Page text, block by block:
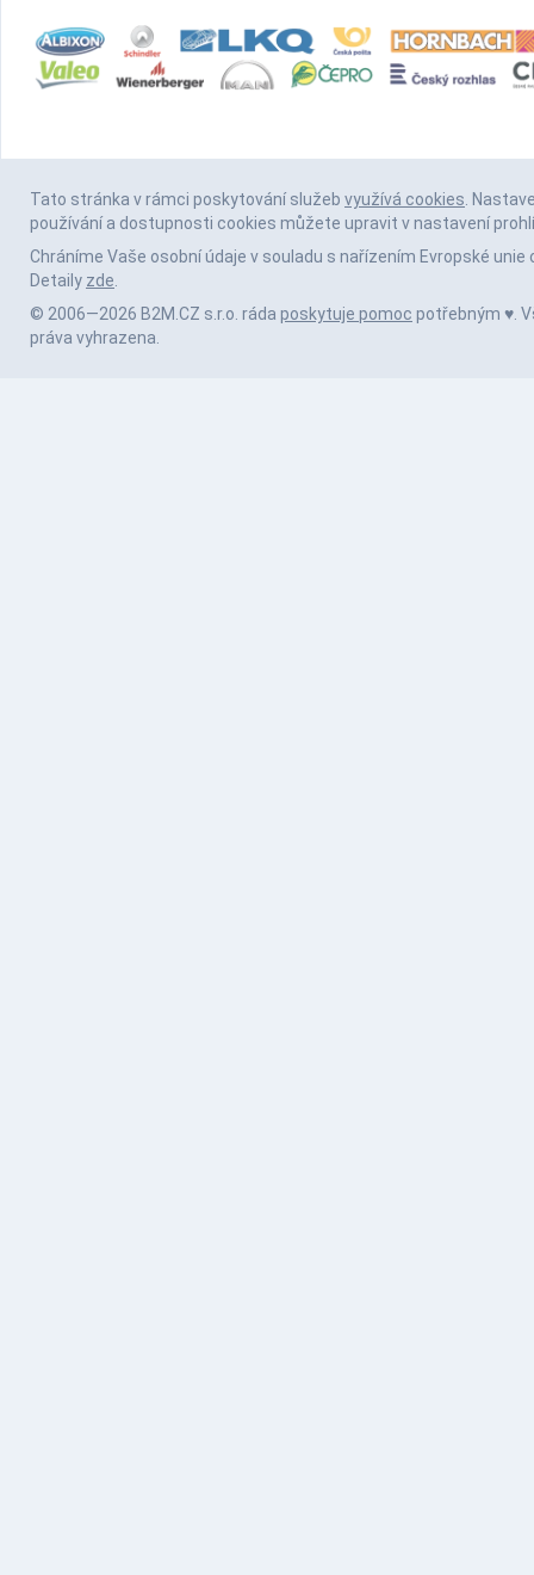
Tato stránka v rámci poskytování služeb využívá cookies.
používání a dostupnosti cookies můžete upravit v nastavení
Chráníme Vaše osobní údaje v souladu s nařízením Evropské unie
Detaily zde.
© 2006—2026 B2M.CZ s.r.o. ráda poskytuje pomoc potřebným ♥️.
práva vyhrazena.